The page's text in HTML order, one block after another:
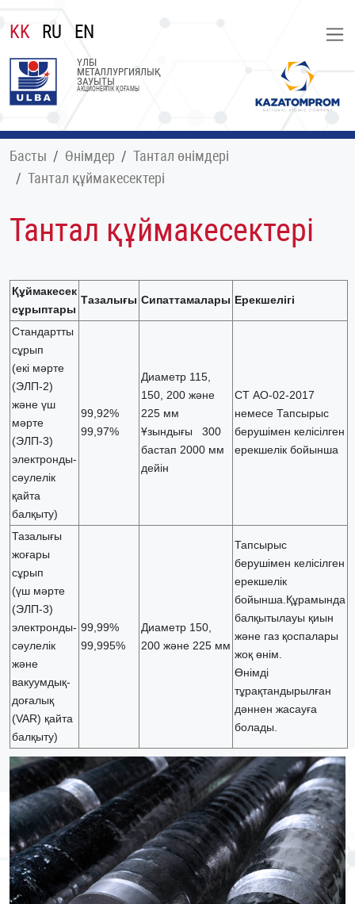
KK RU EN
ҮЛБІ
МЕТАЛЛУРГИЯЛЫҚ
ЗАУЫТЫ
АКЦИОНЕРЛІК ҚОҒАМЫ
Басты Өнімдер
Тантал өнімдері
Тантал құймакесектері
Тантал құймакесектері
Құймакесек
сұрыптары
Тазалығы Сипаттамалары Ерекшелігі
Стандартты
сұрып
(екі мәрте
(ЭЛП-2)
және үш
мәрте
(ЭЛП-3)
электронды-
сәулелік
қайта
балқыту)
99,92%
99,97%
Диаметр 115,
150, 200 және
225 мм
Ұзындығы 300
бастап 2000 мм
дейін
СТ АО-02-2017
немесе Тапсырыс
берушімен келісілген
ерекшелік бойынша
Тазалығы
жоғары
сұрып
(үш мәрте
(ЭЛП-3)
электронды-
сәулелік
және
вакуумдық-
доғалық
(VAR) қайта
балқыту)
99,99%
99,995%
Диаметр 150,
200 және 225 мм
Тапсырыс
берушімен келісілген
ерекшелік
бойынша.Құрамында
балқытылауы қиын
және газ қоспалары
жоқ өнім.
Өнімді
тұрақтандырылған
дәннен жасауға
болады.